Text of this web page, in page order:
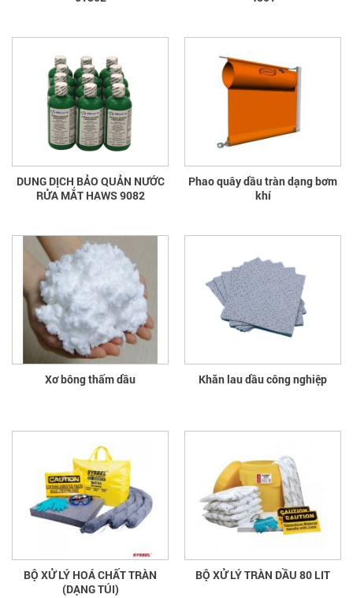
DUNG DỊCH BẢO QUẢN NƯỚC
RỬA MẮT HAWS 9082
Phao quây dầu tràn dạng bơm
khí
Xơ bông thấm dầu Khăn lau dầu công nghiệp
BỘ XỬ LÝ HOÁ CHẤT TRÀN
(DẠNG TÚI)
BỘ XỬ LÝ TRÀN DẦU 80 LIT